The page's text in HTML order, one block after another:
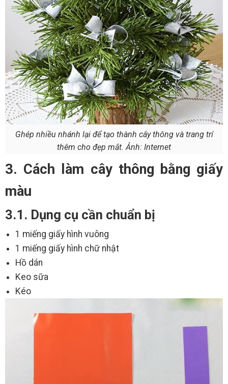
Ghép nhiều nhánh lại để tạo thành cây thông và trang trí
thêm cho đẹp mắt. Ảnh: Internet
3. Cách làm cây thông bằng giấy
màu
3.1. Dụng cụ cần chuẩn bị
1 miếng giấy hình vuông
1 miếng giấy hình chữ nhật
Hồ dán
Keo sữa
Kéo